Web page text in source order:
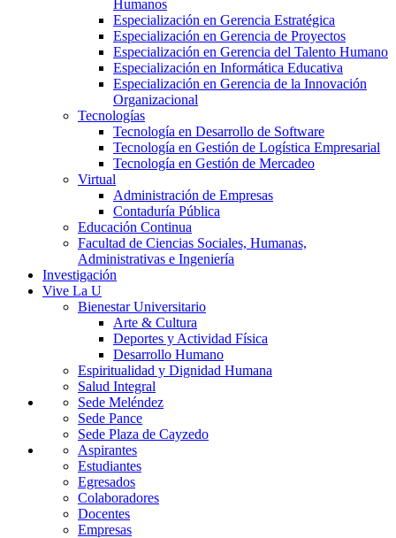
Humanos
Especialización en Gerencia Estratégica
Especialización en Gerencia de Proyectos
Especialización en Gerencia del Talento Humano
Especialización en Informática Educativa
Especialización en Gerencia de la Innovación
Organizacional
Tecnologías
Tecnología en Desarrollo de Software
Tecnología en Gestión de Logística Empresarial
Tecnología en Gestión de Mercadeo
Virtual
Administración de Empresas
Contaduría Pública
Educación Continua
Facultad de Ciencias Sociales, Humanas,
Administrativas e Ingeniería
Investigación
Vive La U
Bienestar Universitario
Arte & Cultura
Deportes y Actividad Física
Desarrollo Humano
Espiritualidad y Dignidad Humana
Salud Integral
Sede Meléndez
Sede Pance
Sede Plaza de Cayzedo
Aspirantes
Estudiantes
Egresados
Colaboradores
Docentes
Empresas